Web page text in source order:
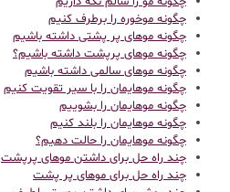
چگونه موخوره را برطرف کنیم
چگونه موهای پر پشتی داشته باشیم
چگونه موهای پرپشت داشته باشیم؟
چگونه موهای سالمی داشته باشیم
چگونه موهایمان را با سیر تقویت کنیم
چگونه موهایمان را بشوییم
چگونه موهایمان را بلند کنیم
چگونه موهایمان را حالت دهیم؟
چند راه حل برای داشتن موهای پرپشت
چند راه حل برای موهای پر پشت